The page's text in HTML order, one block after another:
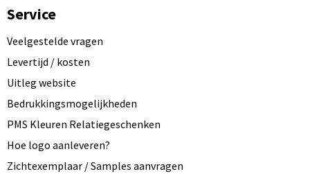
Service
Veelgestelde vragen
Levertijd / kosten
Uitleg website
Bedrukkingsmogelijkheden
PMS Kleuren Relatiegeschenken
Hoe logo aanleveren?
Zichtexemplaar / Samples aanvragen